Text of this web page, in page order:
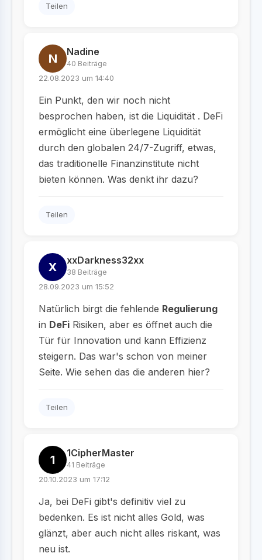
Teilen
N Nadine
40 Beiträge
22.08.2023 um 14:40
Ein Punkt, den wir noch nicht
besprochen haben, ist die Liquidität . DeFi
ermöglicht eine überlegene Liquidität
durch den globalen 24/7-Zugriff, etwas,
das traditionelle Finanzinstitute nicht
bieten können. Was denkt ihr dazu?
Teilen
X xxDarkness32xx
38 Beiträge
28.09.2023 um 15:52
Natürlich birgt die fehlende Regulierung
in DeFi Risiken, aber es öffnet auch die
Tür für Innovation und kann Effizienz
steigern. Das war's schon von meiner
Seite. Wie sehen das die anderen hier?
Teilen
1 1CipherMaster
41 Beiträge
20.10.2023 um 17:12
Ja, bei DeFi gibt's definitiv viel zu
bedenken. Es ist nicht alles Gold, was
glänzt, aber auch nicht alles riskant, was
neu ist.